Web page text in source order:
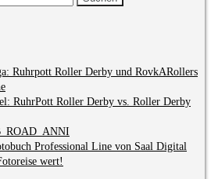
Ruhrpott Roller Derby und RovkARollers
RuhrPott Roller Derby vs. Roller Derby
Professional Line von Saal Digital
wert!